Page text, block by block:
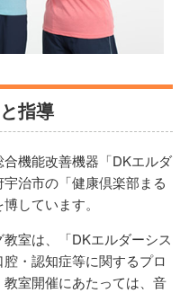
指導
機能改善機器「DKエルダ
治市の「健康倶楽部まる
しています。
室は、「DKエルダーシス
・認知症等に関するプロ
室開催にあたっては、音